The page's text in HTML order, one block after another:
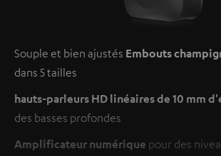
Souple et bien ajustés Embouts
dans 5 tailles
hauts-parleurs HD linéaires de 10 mm
des basses profondes
Amplificateur numérique pour des